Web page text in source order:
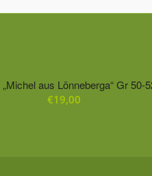
aus Lönneberga“ Gr 50-
€19,00